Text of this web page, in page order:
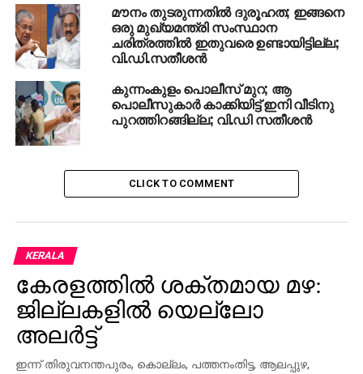
പൊള്ളും വില; റെക്കോഡിനരികെയെത്തി
സ്വര്‍ണവില
DON'T MISS
മുണ്ടക്കൈ പുനരധിവാസം ഒരു
വര്‍ഷത്തിനുള്ളില്‍ പൂര്‍ത്തിയാക്കും;
നയപ്രഖ്യാപനം നടത്തി പുതിയ ഗവര്‍ണര്‍
മൗനം തുടരുന്നതില്‍ ദുരൂഹത; ഇങ്ങനെ
ഒരു മുഖ്യമന്ത്രി സംസ്ഥാന
ചരിത്രത്തില്‍ ഇതുവരെ ഉണ്ടായിട്ടില്ല;
വി.ഡി.സതീശന്‍
കുന്നംകുളം പൊലീസ് മുറ; ആ
പൊലീസുകാര്‍ കാക്കിയിട്ട് ഇനി വീടിനു
പുറത്തിറങ്ങില്ല; വി.ഡി സതീശന്‍
CLICK TO COMMENT
KERALA
കേരളത്തില്‍ ശക്തമായ മഴ:
ജില്ലകളില്‍ യെല്ലോ
അലര്‍ട്ട്
ഇന്ന് തിരുവനന്തപുരം, കൊല്ലം, പത്തനംതിട്ട, ആലപ്പുഴ,